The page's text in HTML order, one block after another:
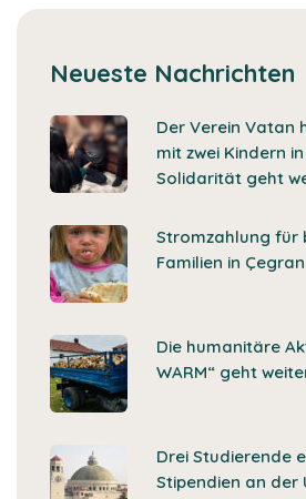
Neueste Nachrichten
Der Verein Vatan
mit zwei Kindern
Solidarität geht
Stromzahlung für
Familien in Çegran
Die humanitäre
WARM“ geht
Drei Studierende
Stipendien an der